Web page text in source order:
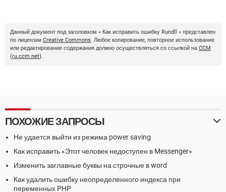
Данный документ под заголовком « Как исправить ошибку Rundll » представлен
по лицензии Creative Commons. Любое копирование, повторное использование
или редактирование содержания должно осуществляться со ссылкой на CCM
(ru.ccm.net).
ПОХОЖИЕ ЗАПРОСЫ
Не удается выйти из режима power saving
Как исправить «Этот человек недоступен в Messenger»
Изменить заглавные буквы на строчные в word
Как удалить ошибку неопределенного индекса при
переменных PHP